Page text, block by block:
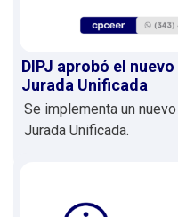
DIPJ aprobó el
Jurada Unificada
Se implementa un
Jurada Unificada.